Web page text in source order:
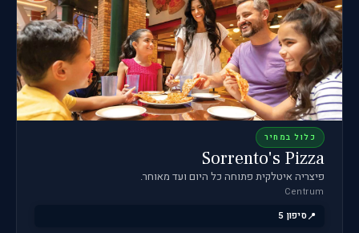
כלול במחיר
Sorrento's Pizza
פיצריה איטלקית פתוחה כל היום ועד מאוחר.
Centrum
סיפון 5